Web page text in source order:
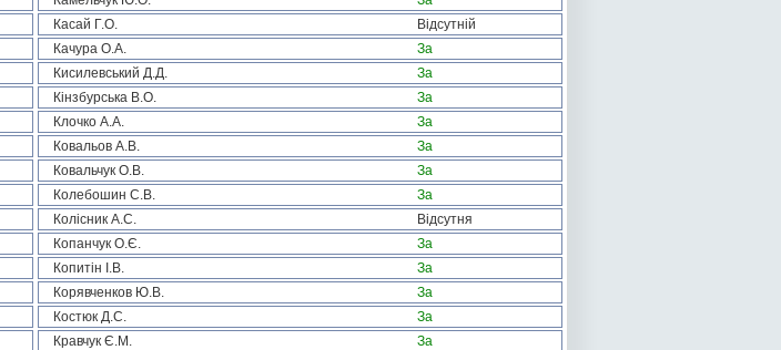
Касай Г.О.
Відсутній
Качура О.А.
За
Кисилевський Д.Д.
За
Кінзбурська В.О.
За
Клочко А.А.
За
Ковальов А.В.
За
Ковальчук О.В.
За
Колебошин С.В.
За
Колісник А.С.
Відсутня
Копанчук О.Є.
За
Копитін І.В.
За
Корявченков Ю.В.
За
Костюк Д.С.
За
Кравчук Є.М.
За